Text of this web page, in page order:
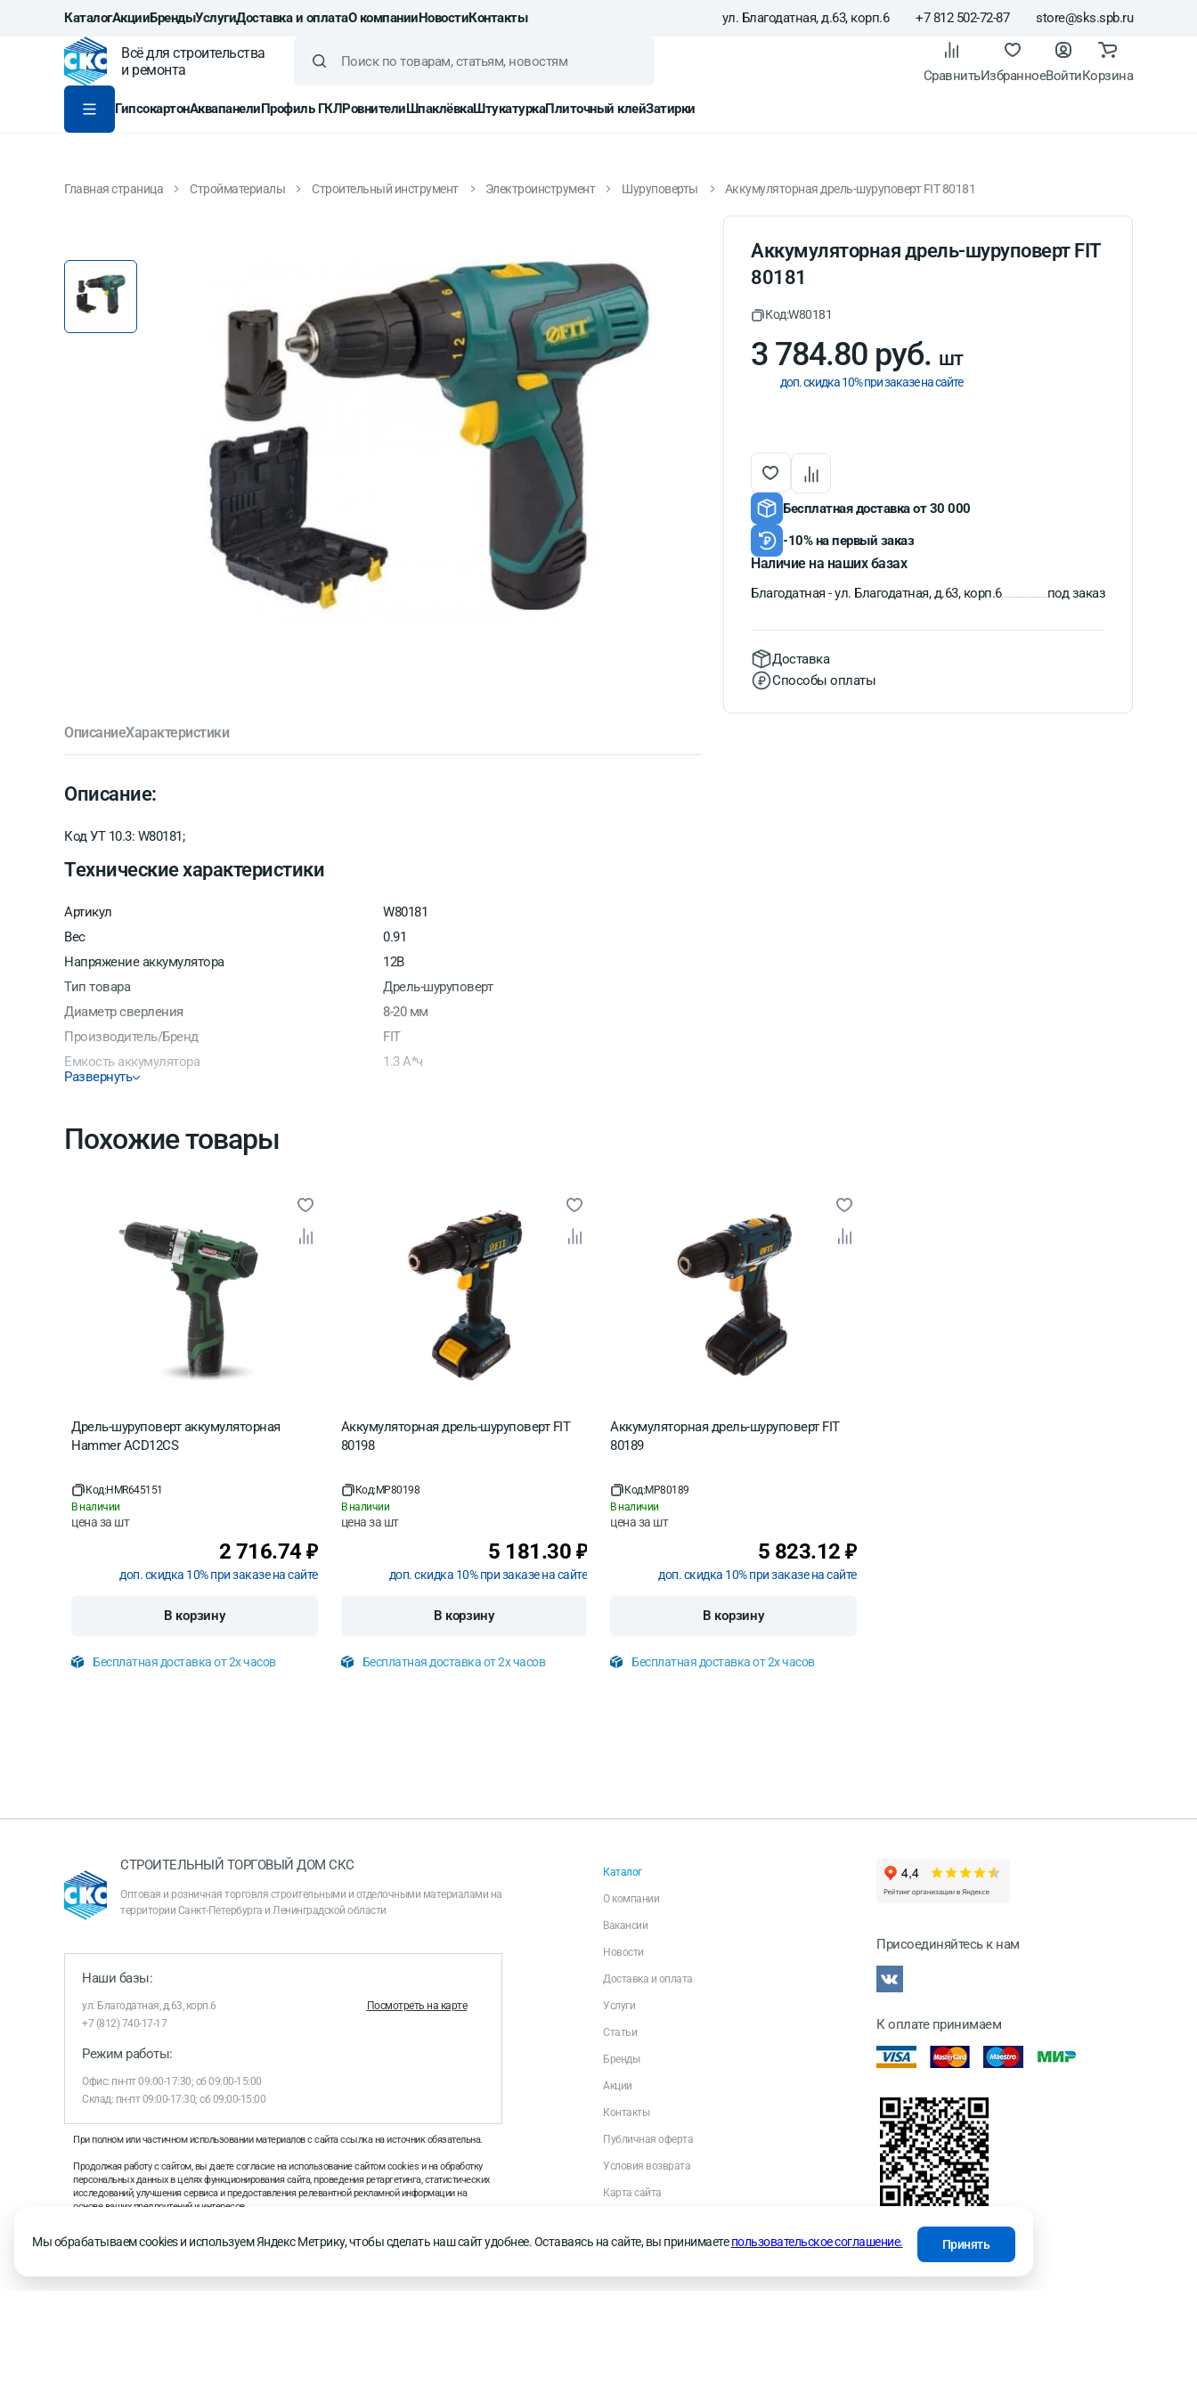
КаталогАкцииБрендыУслугиДоставка и оплатаО компанииНовостиКонтакты ул. Благодатная, д.63, корп.6 +7 812 502-72-87 store@sks.spb.ru
Всё для строительства
и ремонта
СравнитьИзбранноеВойтиКорзина
ГипсокартонАквапанелиПрофиль ГКЛРовнителиШпаклёвкаШтукатуркаПлиточный клейЗатирки
Главная страница Стройматериалы Строительный инструмент Электроинструмент Шуруповерты Аккумуляторная дрель-шуруповерт FIT 80181
ОписаниеХарактеристики
Описание:
Код УТ 10.3: W80181;
Технические характеристики
Артикул
W80181
Вес
0.91
Напряжение аккумулятора
12В
Тип товара
Дрель-шуруповерт
Диаметр сверления
8-20 мм
Производитель/Бренд
FIT
Емкость аккумулятора
1.3 А*ч
Кол-во аккумуляторов
Страна производитель
Развернуть
Аккумуляторная дрель-шуруповерт FIT
80181
Код:W80181
3 784.80 руб. шт
доп. скидка 10% при заказе на сайте
Бесплатная доставка от 30 000
-10% на первый заказ
Наличие на наших базах
Благодатная - ул. Благодатная, д.63, корп.6 под заказ
Доставка
Способы оплаты
Похожие товары
Дрель-шуруповерт аккумуляторная
Hammer ACD12CS
Код:HMR645151
В наличии
цена за шт
2 716.74 ₽
доп. скидка 10% при заказе на сайте
В корзину
Бесплатная доставка от 2х часов
Аккумуляторная дрель-шуруповерт FIT
80198
Код:MP80198
В наличии
цена за шт
5 181.30 ₽
доп. скидка 10% при заказе на сайте
В корзину
Бесплатная доставка от 2х часов
Аккумуляторная дрель-шуруповерт FIT
80189
Код:MP80189
В наличии
цена за шт
5 823.12 ₽
доп. скидка 10% при заказе на сайте
В корзину
Бесплатная доставка от 2х часов
СТРОИТЕЛЬНЫЙ ТОРГОВЫЙ ДОМ СКС
Оптовая и розничная торговля строительными и отделочными материалами на
территории Санкт-Петербурга и Ленинградской области
Наши базы:
ул. Благодатная, д.63, корп.6
Посмотреть на карте
+7 (812) 740-17-17
Режим работы:
Офис: пн-пт 09:00-17:30; сб 09:00-15:00
Склад: пн-пт 09:00-17:30; сб 09:00-15:00
При полном или частичном использовании материалов с сайта ссылка на источник обязательна.
Продолжая работу с сайтом, вы даете согласие на использование сайтом cookies и на обработку
персональных данных в целях функционирования сайта, проведения ретаргетинга, статистических
исследований, улучшения сервиса и предоставления релевантной рекламной информации на
основе ваших предпочтений и интересов.
рекомендательных технологий
Каталог
О компании
Вакансии
Новости
Доставка и оплата
Услуги
Статьи
Бренды
Акции
Контакты
Публичная оферта
Условия возврата
Карта сайта
Присоединяйтесь к нам
К оплате принимаем
Мы обрабатываем cookies и используем Яндекс Метрику, чтобы сделать наш сайт удобнее. Оставаясь на сайте, вы принимаетепользовательское соглашение. Принять